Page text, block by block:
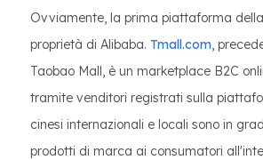
Ovviamente, la prima piattaforma
proprietà di Alibaba. Tmall.com,
Taobao Mall, è un marketplace B2C
tramite venditori registrati sulla
cinesi internazionali e locali sono in
prodotti di marca ai consumatori